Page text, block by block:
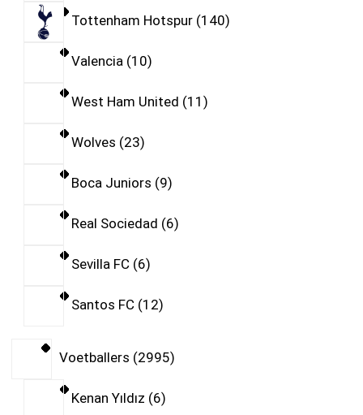
Tottenham Hotspur 140
Valencia 10
West Ham United 11
Wolves 23
Boca Juniors 9
Real Sociedad 6
Sevilla FC 6
Santos FC 12
Voetballers 2995
Kenan Yıldız 6